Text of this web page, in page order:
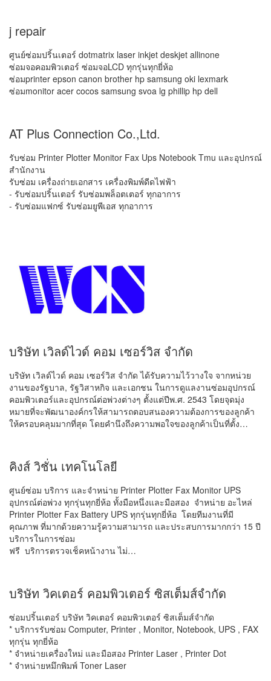
j repair
ศูนย์ซ่อมปริ้นเตอร์ dotmatrix laser inkjet deskjet allinone
ซ่อมจอคอมพิวเตอร์ ซ่อมจอLCD ทุกรุ่นทุกยี่ห้อ
ซ่อมprinter epson canon brother hp samsung oki lexmark
ซ่อมmonitor acer cocos samsung svoa lg phillip hp dell
AT Plus Connection Co.,Ltd.
รับซ่อม Printer Plotter Monitor Fax Ups Notebook Tmu และอุปกรณ์
สำนักงาน
รับซ่อม เครื่องถ่ายเอกสาร เครื่องพิมพ์ดีดไฟฟ้า
- รับซ่อมปริ้นเตอร์ รับซ่อมพล็อตเตอร์ ทุกอาการ
- รับซ่อมแฟกซ์ รับซ่อมยูพีเอส ทุกอาการ
บริษัท เวิลด์ไวด์ คอม เซอร์วิส จำกัด
บริษัท เวิลด์ไวด์ คอม เซอร์วิส จำกัด ได้รับความไว้วางใจ จากหน่วย
งานของรัฐบาล, รัฐวิสาหกิจ และเอกชน ในการดูแลงานซ่อมอุปกรณ์
คอมพิวเตอร์และอุปกรณ์ต่อพ่วงต่างๆ ตั้งแต่ปีพ.ศ. 2543 โดยจุดมุ่ง
หมายที่จะพัฒนาองค์กรให้สามารถตอบสนองความต้องการของลูกค้า
ให้ครอบคลุมมากที่สุด โดยคำนึงถึงความพอใจของลูกค้าเป็นที่ตั้ง…
คิงส์ วิชั่น เทคโนโลยี
ศูนย์ซ่อม บริการ และจำหน่าย Printer Plotter Fax Monitor UPS
อุปกรณ์ต่อพ่วง ทุกรุ่นทุกยี่ห้อ ทั้งมือหนึ่งและมือสอง จำหน่าย อะไหล่
Printer Plotter Fax Battery UPS ทุกรุ่นทุกยี่ห้อ โดยทีมงานที่มี
คุณภาพ ที่มากด้วยความรู้ความสามารถ และประสบการมากกว่า 15 ปี
บริการในการซ่อม
ฟรี บริการตรวจเช็คหน้างาน ไม่…
บริษัท วิคเตอร์ คอมพิวเตอร์ ซิสเต็มส์จำกัด
ซ่อมปริ้นเตอร์ บริษัท วิคเตอร์ คอมพิวเตอร์ ซิสเต็มส์จำกัด
* บริการรับซ่อม Computer, Printer , Monitor, Notebook, UPS , FAX
ทุกรุ่น ทุกยี่ห้อ
* จำหน่ายเครื่องใหม่ และมือสอง Printer Laser , Printer Dot
* จำหน่ายหมึกพิมพ์ Toner Laser